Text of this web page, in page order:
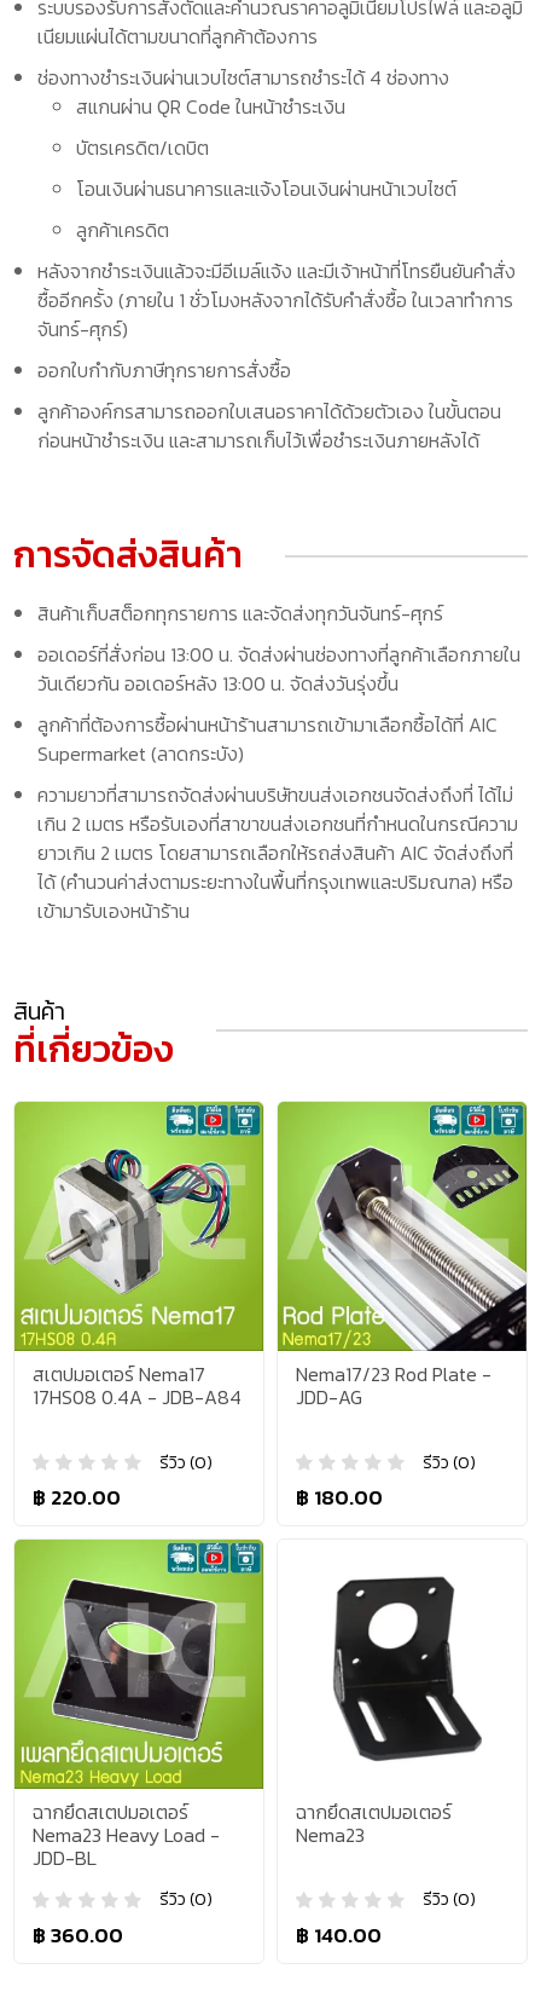
ระบบรองรับการสั่งตัดและคำนวณราคาอลูมิเนียมโปรไฟล์ และอลูมิ
เนียมแผ่นได้ตามขนาดที่ลูกค้าต้องการ
ช่องทางชำระเงินผ่านเวบไซต์สามารถชำระได้ 4 ช่องทาง
สแกนผ่าน QR Code ในหน้าชำระเงิน
บัตรเครดิต/เดบิต
โอนเงินผ่านธนาคารและแจ้งโอนเงินผ่านหน้าเวบไซต์
ลูกค้าเครดิต
หลังจากชำระเงินแล้วจะมีอีเมล์แจ้ง และมีเจ้าหน้าที่โทรยืนยันคำสั่ง
ซื้ออีกครั้ง (ภายใน 1 ชั่วโมงหลังจากได้รับคำสั่งซื้อ ในเวลาทำการ
จันทร์-ศุกร์)
ออกใบกำกับภาษีทุกรายการสั่งซื้อ
ลูกค้าองค์กรสามารถออกใบเสนอราคาได้ด้วยตัวเอง ในขั้นตอน
ก่อนหน้าชำระเงิน และสามารถเก็บไว้เพื่อชำระเงินภายหลังได้
การจัดส่งสินค้า
สินค้าเก็บสต็อกทุกรายการ และจัดส่งทุกวันจันทร์-ศุกร์
ออเดอร์ที่สั่งก่อน 13:00 น. จัดส่งผ่านช่องทางที่ลูกค้าเลือกภายใน
วันเดียวกัน ออเดอร์หลัง 13:00 น. จัดส่งวันรุ่งขึ้น
ลูกค้าที่ต้องการซื้อผ่านหน้าร้านสามารถเข้ามาเลือกซื้อได้ที่ AIC
Supermarket (ลาดกระบัง)
ความยาวที่สามารถจัดส่งผ่านบริษัทขนส่งเอกชนจัดส่งถึงที่ ได้ไม่
เกิน 2 เมตร หรือรับเองที่สาขาขนส่งเอกชนที่กำหนดในกรณีความ
ยาวเกิน 2 เมตร โดยสามารถเลือกให้รถส่งสินค้า AIC จัดส่งถึงที่
ได้ (คำนวนค่าส่งตามระยะทางในพื้นที่กรุงเทพและปริมณฑล) หรือ
เข้ามารับเองหน้าร้าน
สินค้า
ที่เกี่ยวข้อง
สเตปมอเตอร์ Nema17
17HS08 0.4A - JDB-A84
รีวิว (0)
฿ 220.00
Nema17/23 Rod Plate -
JDD-AG
รีวิว (0)
฿ 180.00
ฉากยึดสเตปมอเตอร์
Nema23 Heavy Load -
JDD-BL
รีวิว (0)
฿ 360.00
ฉากยึดสเตปมอเตอร์
Nema23
รีวิว (0)
฿ 140.00